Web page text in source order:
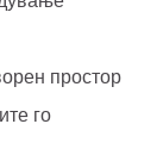
простор
го